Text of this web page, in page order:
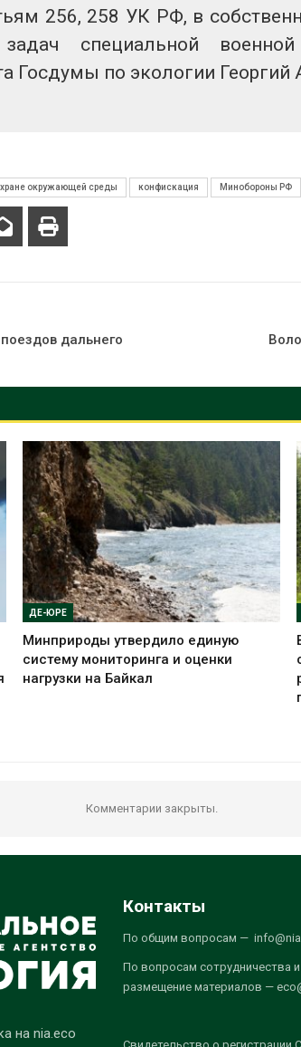
256, 258 УК РФ, в
специальной
Госдумы по экологии Георгий
окружающей среды конфискация Минобороны РФ
дальнего
ДЕ-ЮРЕ
Минприроды утвердило единую
систему мониторинга и оценки
нагрузки на Байкал
Комментарии закрыты.
на nia.eco
Контакты
По общим вопросам —
По вопросам сотрудничества и
размещение материалов —